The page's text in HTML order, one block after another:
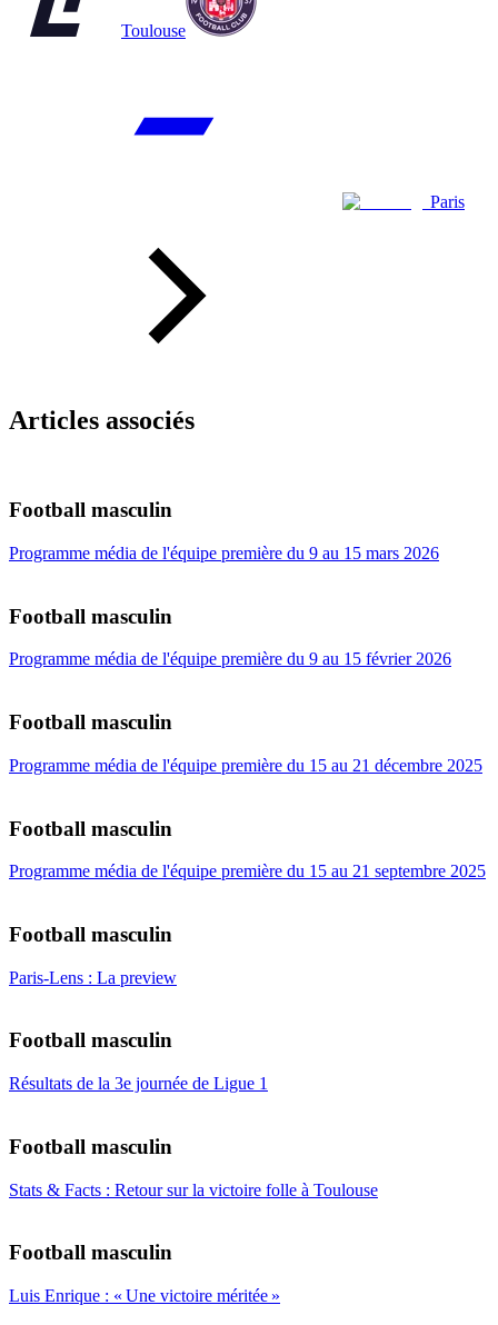
Toulouse
Paris
Articles associés
Football masculin
Programme média de l'équipe première du 9 au 15 mars 2026
Football masculin
Programme média de l'équipe première du 9 au 15 février 2026
Football masculin
Programme média de l'équipe première du 15 au 21 décembre 2025
Football masculin
Programme média de l'équipe première du 15 au 21 septembre 2025
Football masculin
Paris-Lens : La preview
Football masculin
Résultats de la 3e journée de Ligue 1
Football masculin
Stats & Facts : Retour sur la victoire folle à Toulouse
Football masculin
Luis Enrique : « Une victoire méritée »